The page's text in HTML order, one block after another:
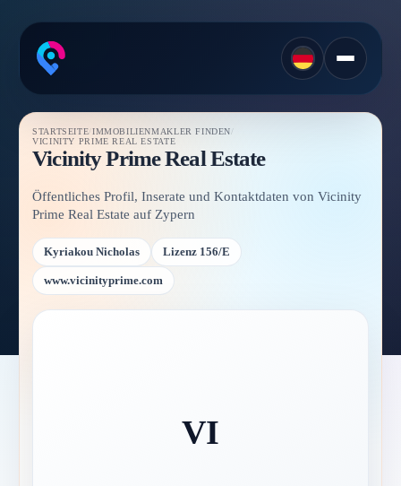
STARTSEITE/IMMOBILIENMAKLER FINDEN /
VICINITY PRIME REAL ESTATE
Vicinity Prime Real Estate
Öffentliches Profil, Inserate und Kontaktdaten von Vicinity
Prime Real Estate auf Zypern
Kyriakou Nicholas Lizenz 156/E
www.vicinityprime.com
VI